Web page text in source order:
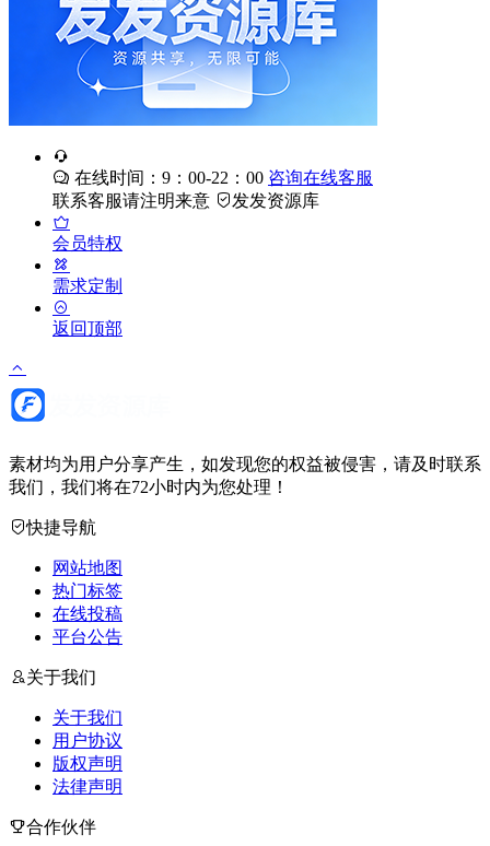
在线时间：9：00-22：00 咨询在线客服
联系客服请注明来意
发发资源库
会员特权
需求定制
返回顶部
素材均为用户分享产生，如发现您的权益被侵害，请及时联系
我们，我们将在72小时内为您处理！
快捷导航
网站地图
热门标签
在线投稿
平台公告
关于我们
关于我们
用户协议
版权声明
法律声明
合作伙伴